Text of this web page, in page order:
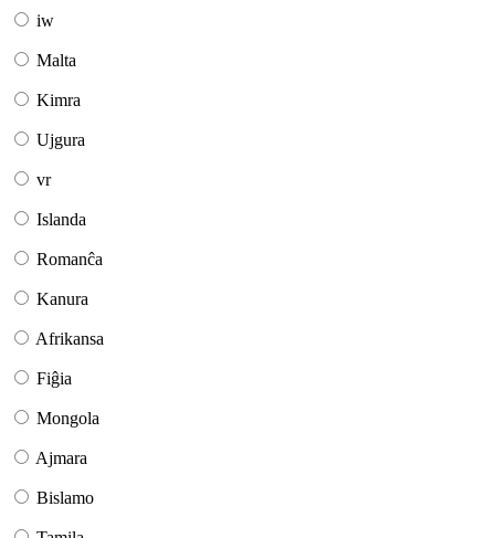
iw
Malta
Kimra
Ujgura
vr
Islanda
Romanĉa
Kanura
Afrikansa
Fiĝia
Mongola
Ajmara
Bislamo